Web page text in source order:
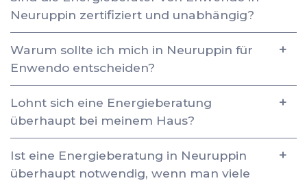
Neuruppin zertifiziert und unabhängig?
Warum sollte ich mich in Neuruppin für
Enwendo entscheiden?
Lohnt sich eine Energieberatung
überhaupt bei meinem Haus?
Ist eine Energieberatung in Neuruppin
überhaupt notwendig, wenn man viele